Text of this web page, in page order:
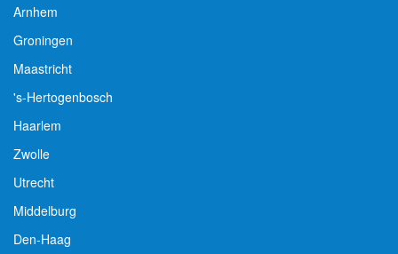
Arnhem
Groningen
Maastricht
's-Hertogenbosch
Haarlem
Zwolle
Utrecht
Middelburg
Den-Haag